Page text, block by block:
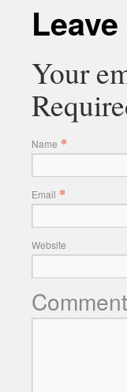
Your
Name *
Email *
Website
Comment